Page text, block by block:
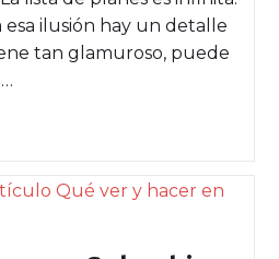
ilusión hay un detalle
tan glamuroso, puede